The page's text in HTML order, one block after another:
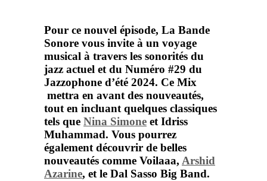
Pour ce nouvel épisode, La Bande
Sonore vous invite à un voyage
musical à travers les sonorités du
jazz actuel et du Numéro #29 du
Jazzophone d’été 2024. Ce Mix
mettra en avant des nouveautés,
tout en incluant quelques classiques
tels que Nina Simone et Idriss
Muhammad. Vous pourrez
également découvrir de belles
nouveautés comme Voilaaa, Arshid
Azarine, et le Dal Sasso Big Band.